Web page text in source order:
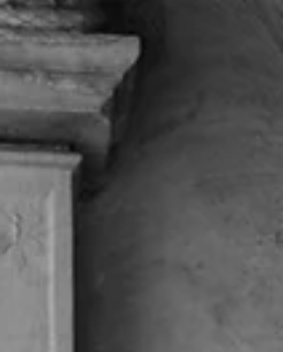
stund. När bruden gick uppför gången och
deras blickar möttes, då stannade tiden för en
stund. Det är just de ögonblicken som gör mitt
jobb så otroligt speciellt att få dokumentera.
Efter en känslosam vigsel fylld av både skratt
och tårar fortsatte dagen me